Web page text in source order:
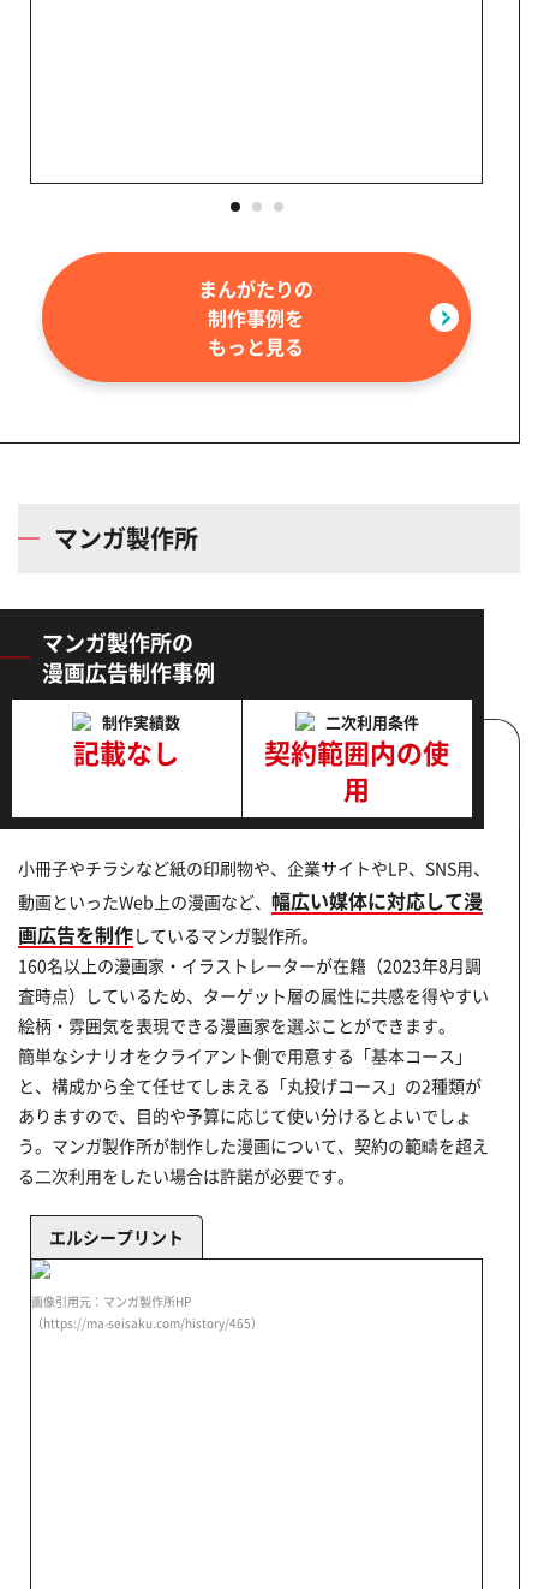
まんがたりの
制作事例を
もっと見る
マンガ製作所
マンガ製作所の
漫画広告制作事例
制作実績数
記載なし
二次利用条件
契約範囲内の使
用
小冊子やチラシなど紙の印刷物や、企業サイトやLP、SNS用、
動画といったWeb上の漫画など、 幅広い媒体に対応して漫
画広告を制作しているマンガ製作所。
160名以上の漫画家・イラストレーターが在籍（2023年8月調
査時点）しているため、ターゲット層の属性に共感を得やすい
絵柄・雰囲気を表現できる漫画家を選ぶことができます。
簡単なシナリオをクライアント側で用意する「基本コース」
と、構成から全て任せてしまえる「丸投げコース」の2種類が
ありますので、目的や予算に応じて使い分けるとよいでしょ
う。マンガ製作所が制作した漫画について、契約の範疇を超え
る二次利用をしたい場合は許諾が必要です。
エルシープリント
画像引用元：マンガ製作所HP
（https://ma-seisaku.com/history/465）